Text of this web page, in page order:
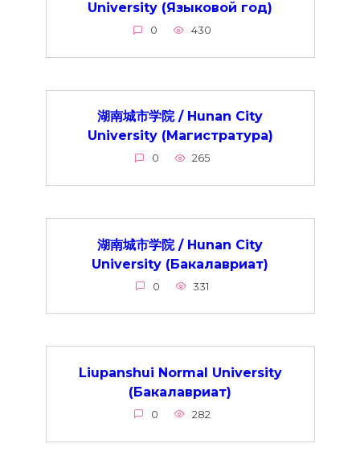
University (Языковой год)
0 430
湖南城市学院 / Hunan City
University (Магистратура)
0 265
湖南城市学院 / Hunan City
University (Бакалавриат)
0 331
Liupanshui Normal University
(Бакалавриат)
0 282